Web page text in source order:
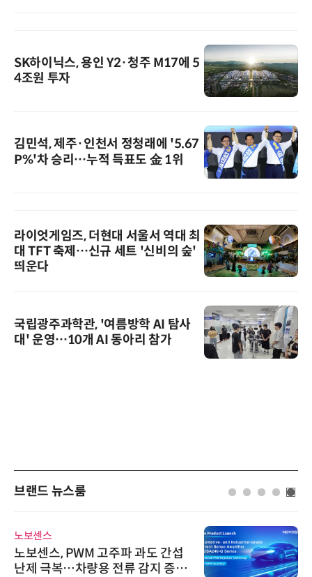
SK하이닉스, 용인 Y2·청주 M17에 5
4조원 투자
김민석, 제주·인천서 정청래에 '5.67
P%'차 승리…누적 득표도 金 1위
라이엇게임즈, 더현대 서울서 역대 최
대 TFT 축제…신규 세트 '신비의 숲'
띄운다
국립광주과학관, '여름방학 AI 탐사
대' 운영…10개 AI 동아리 참가
브랜드 뉴스룸
'자동화 산업의 새로운 가능성'…
인아그룹 전국 7개 도시 세미나 페